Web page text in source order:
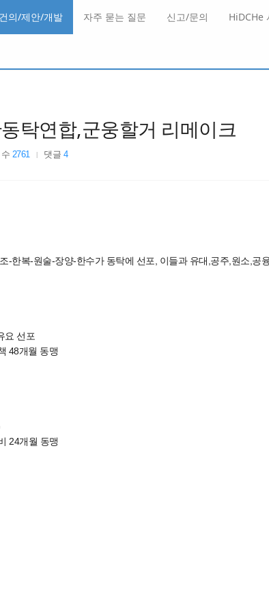
건의/제안/개발 자주 묻는 질문 신고/문의 HiDCHe
탁연합,군웅할거 리메이크
2761 댓글 4
-한복-원술-장양-한수가 동탁에 선포, 이들과 유대,공주,원소,공
요 선포
48개월 동맹
24개월 동맹